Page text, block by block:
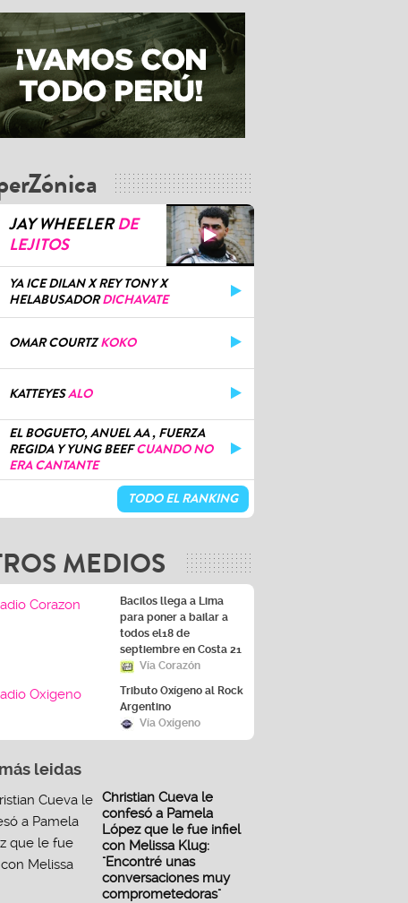
JAY WHEELERDE
LEJITOS
YA ICE DILAN X REY TONY X
HELABUSADORDICHAVATE
OMAR COURTZKOKO
KATTEYESALO
EL BOGUETO, ANUEL AA , FUERZA
REGIDA Y YUNG BEEFCUANDO NO
ERA CANTANTE
TODO EL RANKING
MEDIOS
Bacilos llega a Lima
para poner a bailar a
todos el18 de
septiembre en Costa 21
Vía Corazón
Tributo Oxígeno al Rock
Argentino
Vía Oxígeno
leidas
Christian Cueva le
confesó a Pamela
López que le fue infiel
con Melissa Klug:
"Encontré unas
conversaciones muy
comprometedoras"